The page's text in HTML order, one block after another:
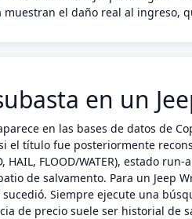
el daño real al ingreso,
en un
en las bases de datos de
el título fue posteriormente
HAIL, FLOOD/WATER), estado
de salvamento. Para un Jeep
Siempre ejecute una
de precio suele ser historial de